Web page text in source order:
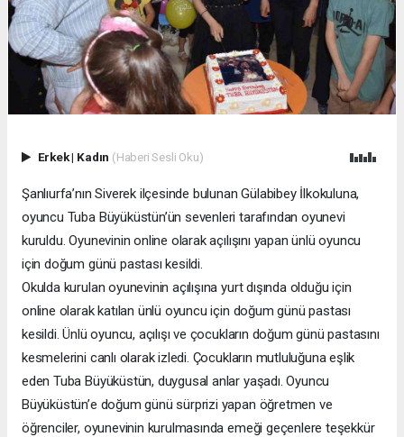
Erkek| Kadın (Haberi Sesli Oku)
Şanlıurfa’nın Siverek ilçesinde bulunan Gülabibey İlkokuluna,
oyuncu Tuba Büyüküstün’ün sevenleri tarafından oyunevi
kuruldu. Oyunevinin online olarak açılışını yapan ünlü oyuncu
için doğum günü pastası kesildi.
Okulda kurulan oyunevinin açılışına yurt dışında olduğu için
online olarak katılan ünlü oyuncu için doğum günü pastası
kesildi. Ünlü oyuncu, açılışı ve çocukların doğum günü pastasını
kesmelerini canlı olarak izledi. Çocukların mutluluğuna eşlik
eden Tuba Büyüküstün, duygusal anlar yaşadı. Oyuncu
Büyüküstün’e doğum günü sürprizi yapan öğretmen ve
öğrenciler, oyunevinin kurulmasında emeği geçenlere teşekkür